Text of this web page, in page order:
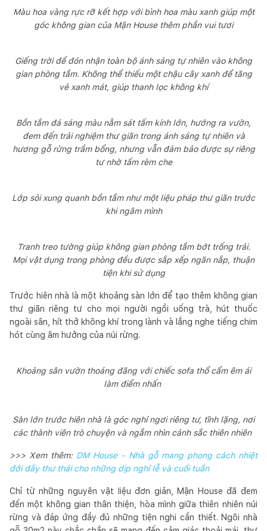
Màu hoa vàng rực rỡ kết hợp với bình hoa màu xanh giúp một
góc không gian của Mận House thêm phần vui tươi
Giếng trời để đón nhận toàn bộ ánh sáng tự nhiên vào không
gian phòng tắm. Không thể thiếu một chậu cây xanh để tăng
vẻ xanh mát, giúp thanh lọc không khí
Bồn tắm đá sáng màu nằm sát tấm kính lớn, hướng ra vườn,
đem đến trải nghiệm thư giãn trong ánh sáng tự nhiên và
hương gỗ rừng trầm bổng, nhưng vẫn đảm bảo được sự riêng
tư nhờ tấm rèm che
Lớp sỏi xung quanh bồn tắm như một liệu pháp thư giãn trước
khi ngâm mình
Tranh treo tường giúp không gian phòng tắm bớt trống trải.
Mọi vật dụng trong phòng đều được sắp xếp ngăn nắp, thuận
tiện khi sử dụng
Trước hiên nhà là một khoảng sàn lớn để tạo thêm không gian
thư giãn riêng tư cho mọi người ngồi uống trà, hút thuốc
ngoài sân, hít thở không khí trong lành và lắng nghe tiếng chim
hót cùng âm hưởng của núi rừng.
Khoảng sân vườn thoáng đãng với chiếc sofa thổ cẩm êm ái
làm điểm nhấn
Sàn lớn trước hiên nhà là góc nghỉ ngơi riêng tư, tĩnh lặng, nơi
các thành viên trò chuyện và ngắm nhìn cảnh sắc thiên nhiên
>>> Xem thêm: DM House - Nhà gỗ mang phong cách nhiệt
đới đầy thư thái cho những dịp nghỉ lễ và cuối tuần
Chỉ từ những nguyên vật liệu đơn giản, Mận House đã đem
đến một không gian thân thiện, hòa mình giữa thiên nhiên núi
rừng và đáp ứng đầy đủ những tiện nghi cần thiết. Ngôi nhà